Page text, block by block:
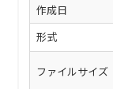
作成日
形式
ファイルサイズ